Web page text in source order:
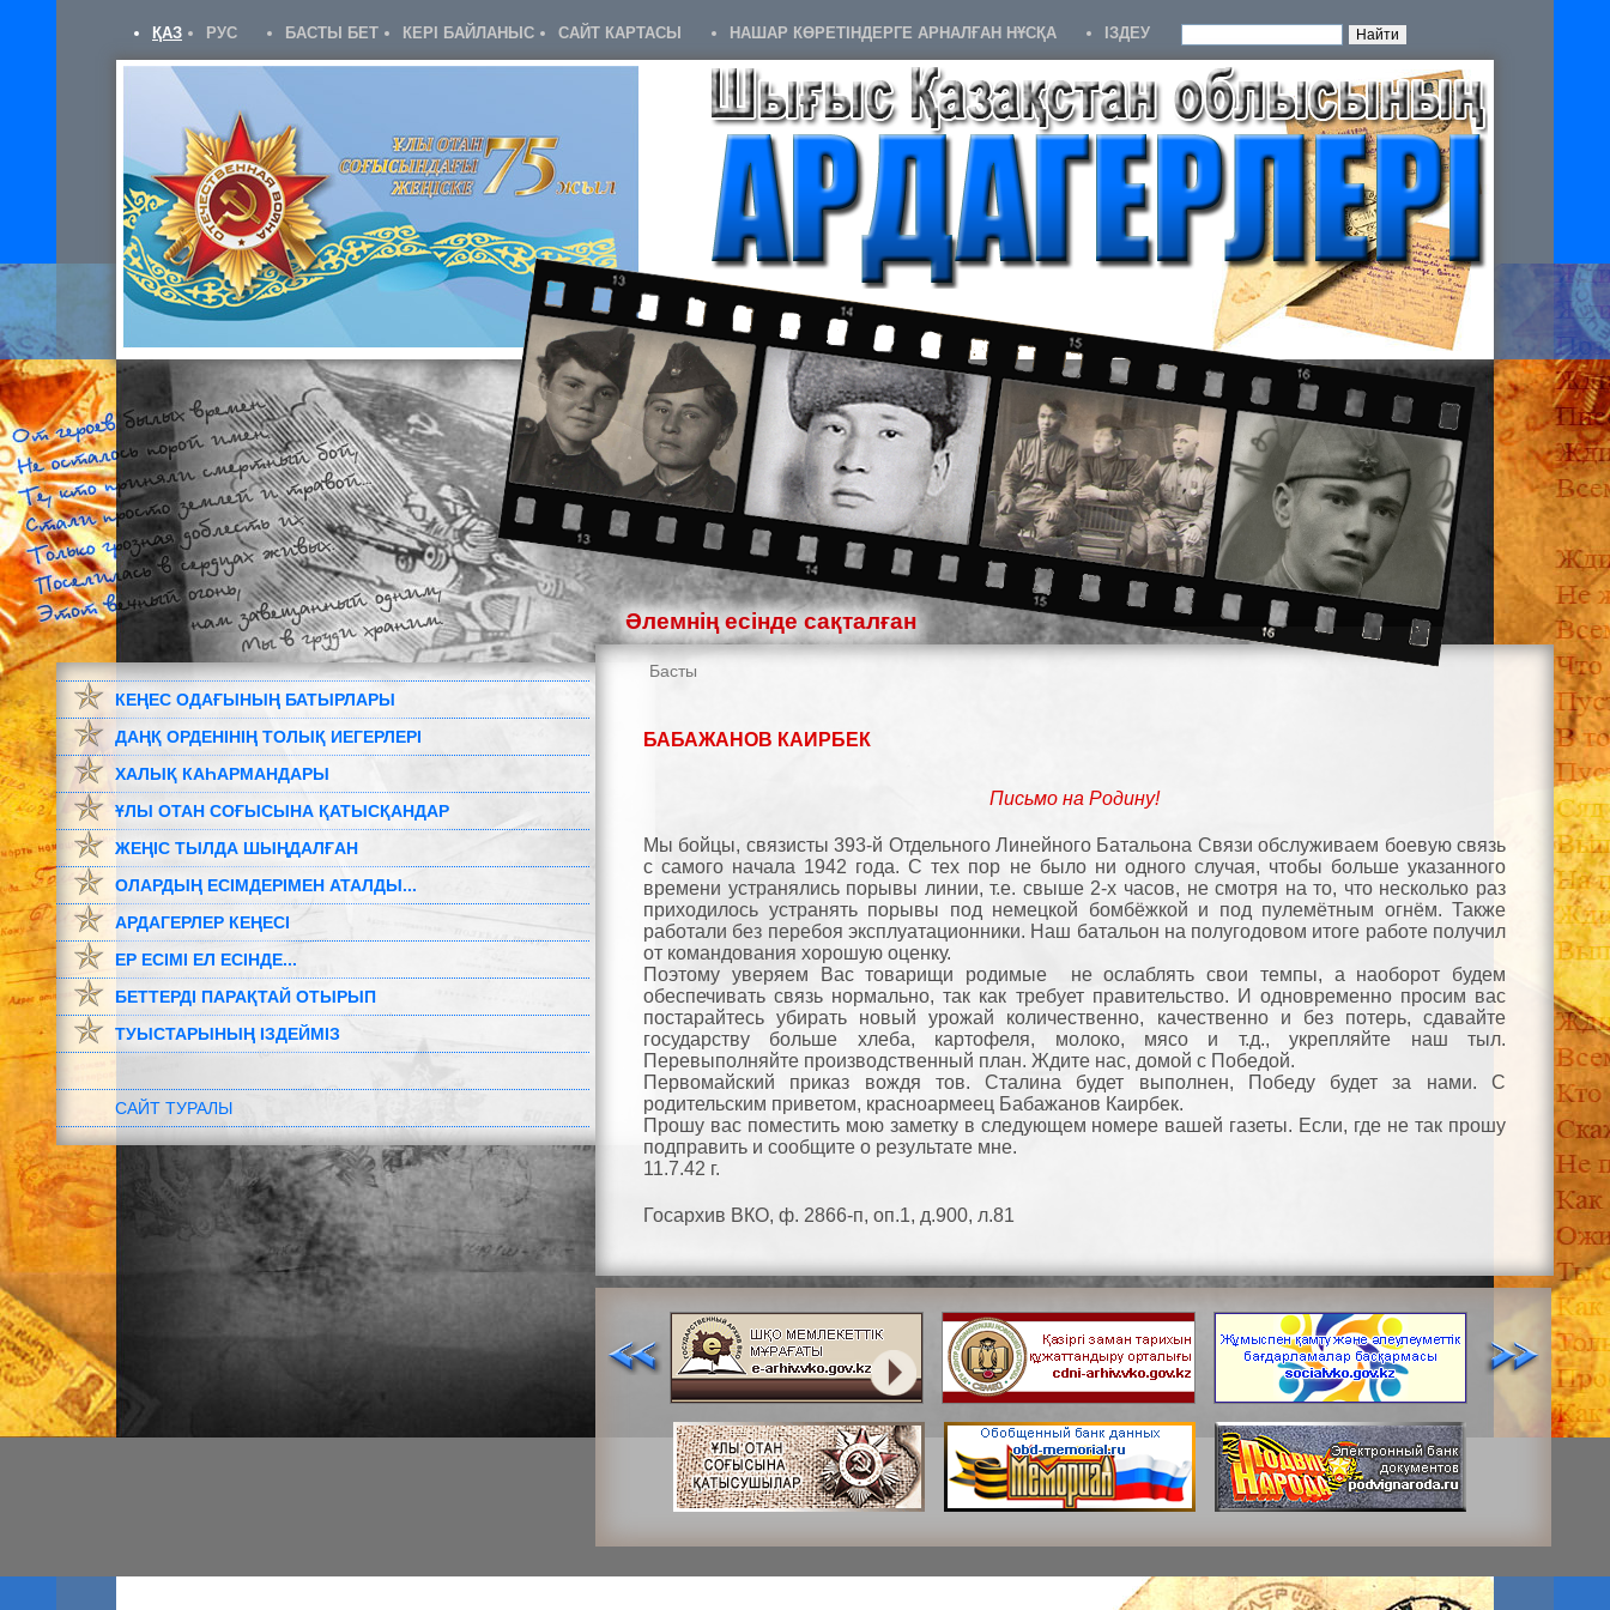
ҚАЗ РУС БАСТЫ БЕТ КЕРІ БАЙЛАНЫС САЙТ КАРТАСЫ НАШАР КӨРЕТІНДЕРГЕ АРНАЛҒАН НҰСҚА IЗДЕУ
Әлемнің есінде сақталған
КЕҢЕС ОДАҒЫНЫҢ БАТЫРЛАРЫ
ДАҢҚ ОРДЕНІНІҢ ТОЛЫҚ ИЕГЕРЛЕРІ
ХАЛЫҚ КАҺАРМАНДАРЫ
ҰЛЫ ОТАН СОҒЫСЫНА ҚАТЫСҚАНДАР
ЖЕҢІС ТЫЛДА ШЫҢДАЛҒАН
ОЛАРДЫҢ ЕСІМДЕРІМЕН АТАЛДЫ...
АРДАГЕРЛЕР КЕҢЕСІ
ЕР ЕСІМІ ЕЛ ЕСІНДЕ...
БЕТТЕРДІ ПАРАҚТАЙ ОТЫРЫП
ТУЫСТАРЫНЫҢ ІЗДЕЙМІЗ
САЙТ ТУРАЛЫ
Басты
БАБАЖАНОВ КАИРБЕК
Письмо на Родину!
Мы бойцы, связисты 393-й Отдельного Линейного Батальона Связи обслуживаем боевую связь
с самого начала 1942 года. С тех пор не было ни одного случая, чтобы больше указанного
времени устранялись порывы линии, т.е. свыше 2-х часов, не смотря на то, что несколько раз
приходилось устранять порывы под немецкой бомбёжкой и под пулемётным огнём. Также
работали без перебоя эксплуатационники. Наш батальон на полугодовом итоге работе получил
от командования хорошую оценку.
Поэтому уверяем Вас товарищи родимые не ослаблять свои темпы, а наоборот будем
обеспечивать связь нормально, так как требует правительство. И одновременно просим вас
постарайтесь убирать новый урожай количественно, качественно и без потерь, сдавайте
государству больше хлеба, картофеля, молоко, мясо и т.д., укрепляйте наш тыл.
Перевыполняйте производственный план. Ждите нас, домой с Победой.
Первомайский приказ вождя тов. Сталина будет выполнен, Победу будет за нами. С
родительским приветом, красноармеец Бабажанов Каирбек.
Прошу вас поместить мою заметку в следующем номере вашей газеты. Если, где не так прошу
подправить и сообщите о результате мне.
11.7.42 г.
Госархив ВКО, ф. 2866-п, оп.1, д.900, л.81